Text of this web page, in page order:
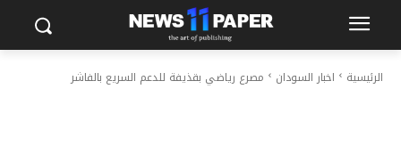
الرئيسية اخبار السودان مصرع رياضي بقذيفة للدعم السريع بالفاشر